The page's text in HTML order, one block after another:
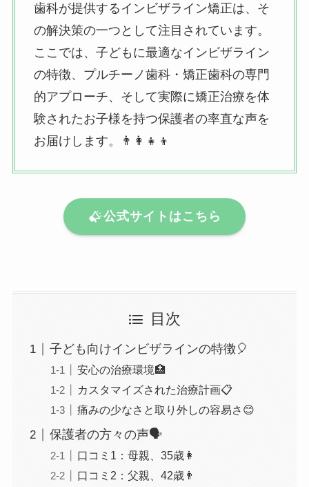
歯科が提供するインビザライン矯正は、そ
の解決策の一つとして注目されています。
ここでは、子どもに最適なインビザライン
の特徴、プルチーノ歯科・矯正歯科の専門
的アプローチ、そして実際に矯正治療を体
験されたお子様を持つ保護者の率直な声を
お届けします。👨‍👩‍👧‍👦
公式サイトはこちら
目次
子ども向けインビザラインの特徴🎈
安心の治療環境🏥
カスタマイズされた治療計画📋
痛みの少なさと取り外しの容易さ😊
保護者の方々の声🗣️
口コミ1：母親、35歳👩
口コミ2：父親、42歳👨